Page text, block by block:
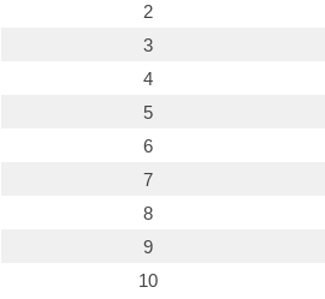
2
3
4
5
6
7
8
9
10